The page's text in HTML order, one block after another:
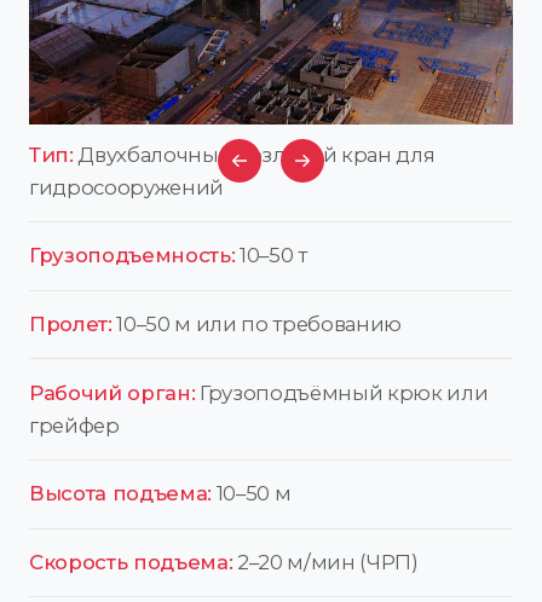
Тип: Двухбалочный козловой кран для
гидросооружений
Грузоподъемность: 10–50 т
Пролет: 10–50 м или по требованию
Рабочий орган: Грузоподъёмный крюк или
грейфер
Высота подъема: 10–50 м
Скорость подъема: 2–20 м/мин (ЧРП)